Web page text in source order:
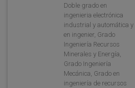
Doble grado en
ingenieria electrónica
industrial y automática y
en ingenier, Grado
Ingeniería Recursos
Minerales y Energía,
Grado Ingeniería
Mecánica, Grado en
ingeniería de recursos